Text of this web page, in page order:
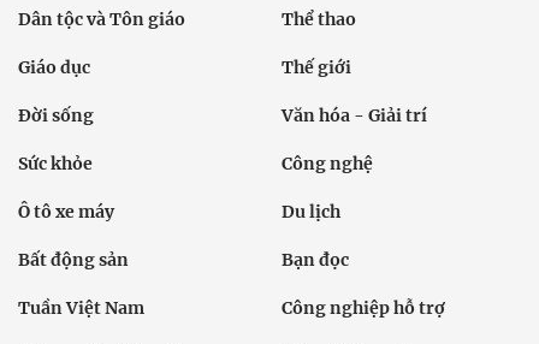
Dân tộc và Tôn giáo Thể thao
Giáo dục Thế giới
Đời sống Văn hóa - Giải trí
Sức khỏe Công nghệ
Ô tô xe máy Du lịch
Bất động sản Bạn đọc
Tuần Việt Nam Công nghiệp hỗ trợ